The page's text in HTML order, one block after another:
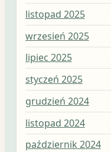
listopad 2025
wrzesień 2025
lipiec 2025
styczeń 2025
grudzień 2024
listopad 2024
październik 2024